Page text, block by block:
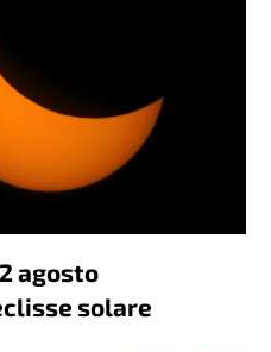
agosto
solare